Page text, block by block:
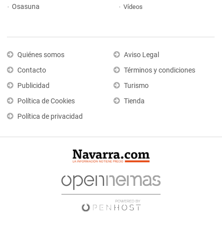
Osasuna
Vídeos
Quiénes somos
Contacto
Publicidad
Política de Cookies
Política de privacidad
Aviso Legal
Términos y condiciones
Turismo
Tienda